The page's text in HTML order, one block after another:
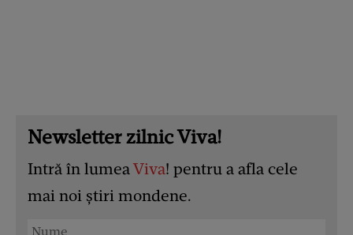
Newsletter zilnic Viva!
Intră în lumeaViva! pentru a afla cele
mai noi știri mondene.